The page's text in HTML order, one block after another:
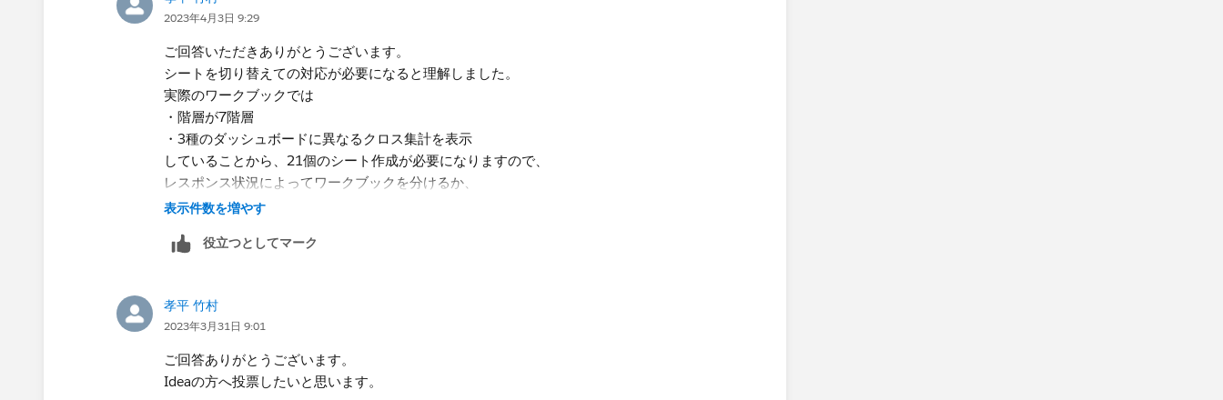
2023年4月3日 9:29
ご回答いただきありがとうございます。
シートを切り替えての対応が必要になると理解しました。
実際のワークブックでは
・階層が7階層
・3種のダッシュボードに異なるクロス集計を表示
していることから​、21個のシート作成が必要になりますので、
レスポンス状況によってワークブックを分けるか、
現状のクロス集計を利用するか検討したいと思います。
改めてご教授いただきありがとうございました。​
表示件数を増やす
役立つとしてマーク
孝平 竹村
2023年3月31日 9:01
ご回答ありがとうございます。
Ideaの方へ投票したいと思います。